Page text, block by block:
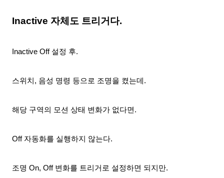
Inactive 자체도 트리거다.
Inactive Off 설정 후.
스위치, 음성 명령 등으로 조명을 켰는데.
해당 구역의 모션 상태 변화가 없다면.
Off 자동화를 실행하지 않는다.
조명 On, Off 변화를 트리거로 설정하면 되지만.